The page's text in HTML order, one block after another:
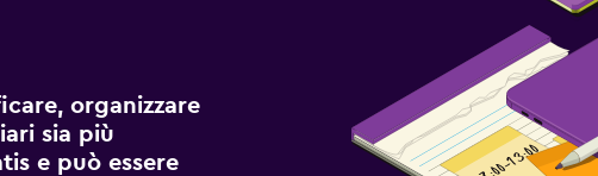
organizzare
sia più
e può essere